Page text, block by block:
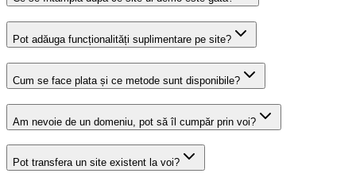
Pot adăuga funcționalități suplimentare pe site?
Cum se face plata și ce metode sunt disponibile?
Am nevoie de un domeniu, pot să îl cumpăr prin voi?
Pot transfera un site existent la voi?